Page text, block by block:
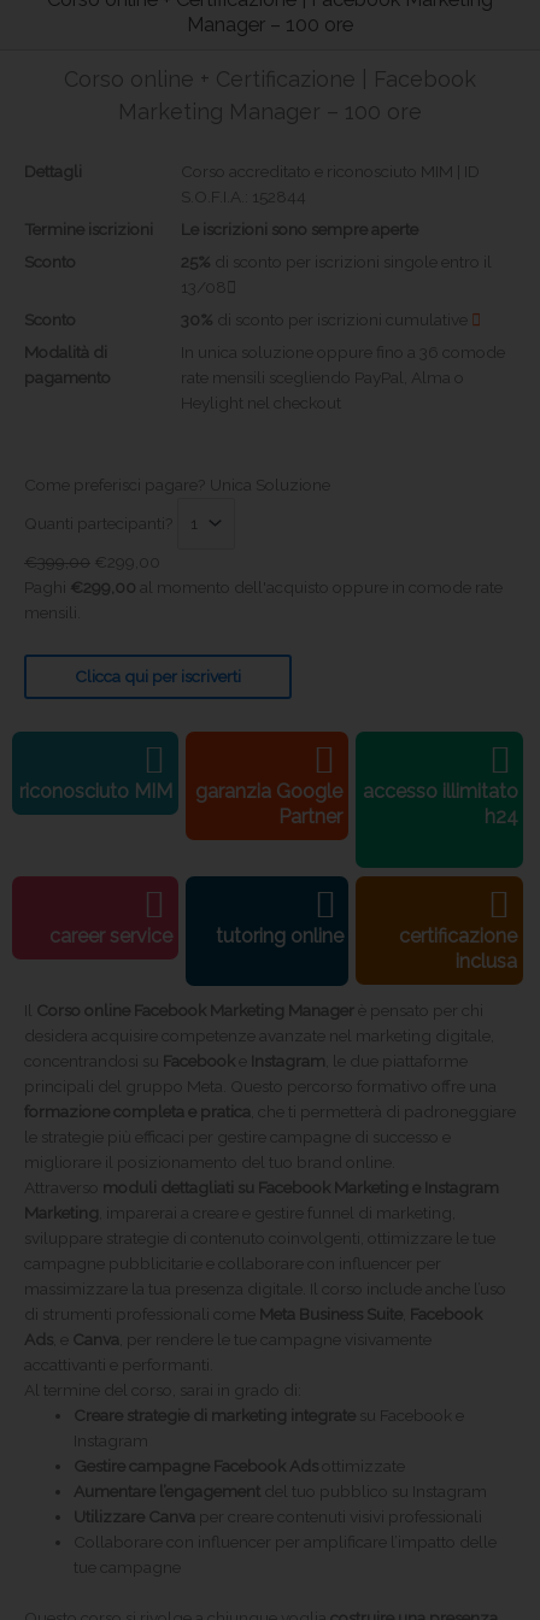
Manager – 100 ore
Corso online + Certificazione | Facebook
Marketing Manager – 100 ore
Dettagli
Corso accreditato e riconosciuto MIM | ID
S.O.F.I.A.: 152844
Termine iscrizioni
Le iscrizioni sono sempre aperte
Sconto
25% di sconto per iscrizioni singole entro il
13/08
Sconto
30% di sconto per iscrizioni cumulative
Modalità di
pagamento
In unica soluzione oppure fino a 36 comode
rate mensili scegliendo PayPal, Alma o
Heylight nel checkout
Come preferisci pagare? Unica Soluzione
Quanti partecipanti?
€399,00 €
299,00
Paghi €299,00 al momento dell'acquisto oppure in comode rate
mensili.
Clicca qui per iscriverti
riconosciuto MIM
garanzia Google
Partner
accesso illimitato
h24
career service tutoring online
certificazione
inclusa
Il Corso online Facebook Marketing Manager è pensato per chi
desidera acquisire competenze avanzate nel marketing digitale,
concentrandosi su Facebooke Instagram , le due piattaforme
principali del gruppo Meta. Questo percorso formativo offre una
formazione completa e pratica , che ti permetterà di padroneggiare
le strategie più efficaci per gestire campagne di successo e
migliorare il posizionamento del tuo brand online.
Attraverso moduli dettagliati su Facebook Marketing e Instagram
Marketing , imparerai a creare e gestire funnel di marketing,
sviluppare strategie di contenuto coinvolgenti, ottimizzare le tue
campagne pubblicitarie e collaborare con influencer per
massimizzare la tua presenza digitale. Il corso include anche l’uso
di strumenti professionali come Meta Business Suite Facebook
Ads , e Canva , per rendere le tue campagne visivamente
accattivanti e performanti.
Al termine del corso, sarai in grado di:
Creare strategie di marketing integrate su Facebook e
Instagram
Gestire campagne Facebook Adsottimizzate
Aumentare l’engagement del tuo pubblico su Instagram
Utilizzare Canva per creare contenuti visivi professionali
Collaborare con influencer per amplificare l’impatto delle
tue campagne